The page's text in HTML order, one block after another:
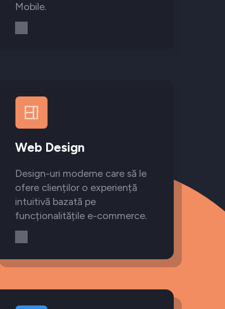
Mobile.
Web Design
Design-uri moderne care să le
ofere clienților o experiență
intuitivă bazată pe
funcționalitățile e-commerce.